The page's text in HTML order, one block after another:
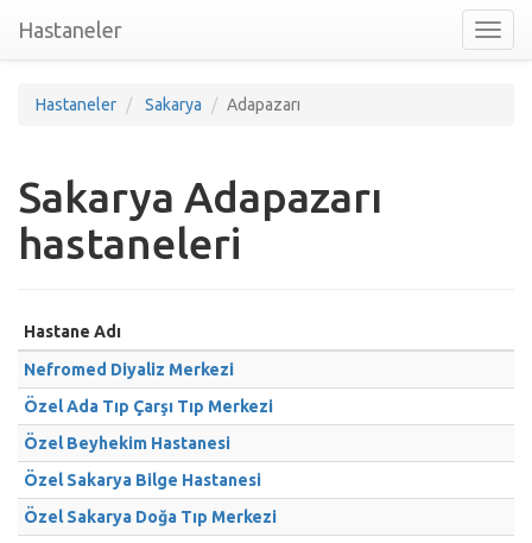
nav
Hastaneler
Hastaneler Sakarya Adapazarı
Sakarya Adapazarı
hastaneleri
Hastane Adı
Nefromed Diyaliz Merkezi
Özel Ada Tıp Çarşı Tıp Merkezi
Özel Beyhekim Hastanesi
Özel Sakarya Bilge Hastanesi
Özel Sakarya Doğa Tıp Merkezi